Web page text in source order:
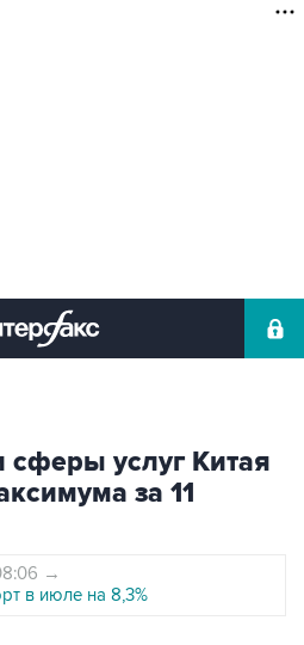
сферы услуг Китая
за 11
→
в июле на 8,3%